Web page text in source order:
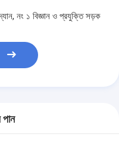
নং ১ বিজ্ঞান ও প্রযুক্তি সড়ক